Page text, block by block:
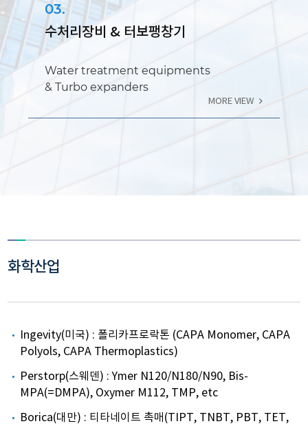
03.
수처리장비 & 터보팽창기
Water treatment equipments
& Turbo expanders
MORE VIEW
화학산업
Ingevity(미국) : 폴리카프로락톤 (CAPA Monomer, CAPA
Polyols, CAPA Thermoplastics)
Perstorp(스웨덴) : Ymer N120/N180/N90, Bis-
MPA(=DMPA), Oxymer M112, TMP, etc
Borica(대만) : 티타네이트 촉매(TIPT, TNBT, PBT, TET,